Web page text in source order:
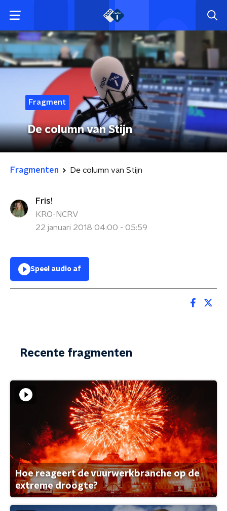
Fragment
De column van Stijn
Fragmenten De column van Stijn
Fris!
KRO-NCRV
22 januari 2018 04:00 - 05:59
Speel audio af
Recente fragmenten
Hoe reageert de vuurwerkbranche op de
extreme droogte?